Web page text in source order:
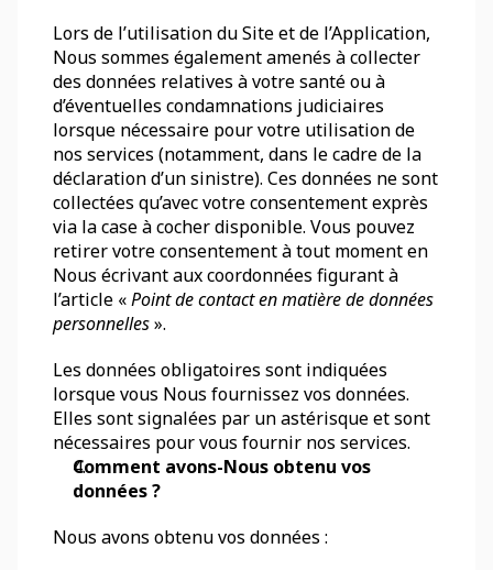
Lors de l’utilisation du Site et de l’Application,
Nous sommes également amenés à collecter
des données relatives à votre santé ou à
d’éventuelles condamnations judiciaires
lorsque nécessaire pour votre utilisation de
nos services (notamment, dans le cadre de la
déclaration d’un sinistre). Ces données ne sont
collectées qu’avec votre consentement exprès
via la case à cocher disponible. Vous pouvez
retirer votre consentement à tout moment en
Nous écrivant aux coordonnées figurant à
l’article « Point de contact en matière de données
personnelles ».
Les données obligatoires sont indiquées
lorsque vous Nous fournissez vos données.
Elles sont signalées par un astérisque et sont
nécessaires pour vous fournir nos services.
Comment avons-Nous obtenu vos
données ?
Nous avons obtenu vos données :